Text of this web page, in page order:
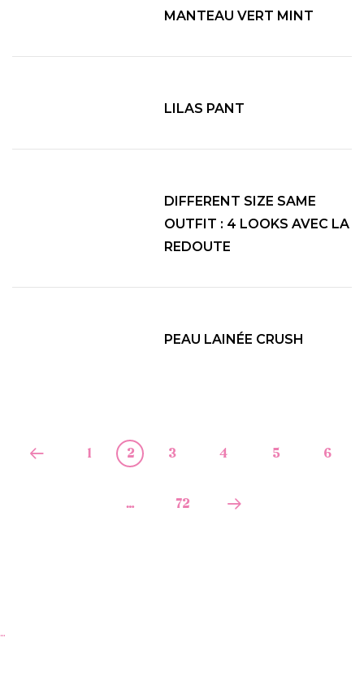
MANTEAU VERT MINT
LILAS PANT
DIFFERENT SIZE SAME
OUTFIT : 4 LOOKS AVEC LA
REDOUTE
PEAU LAINÉE CRUSH
1 2 3 4 5 6
… 72
…